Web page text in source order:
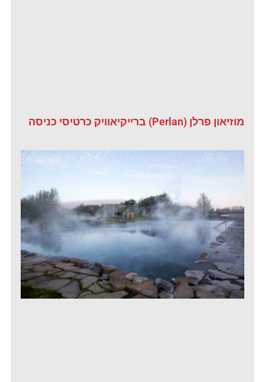
מוזיאון פרלן (Perlan) ברייקיאוויק כרטיסי כניסה